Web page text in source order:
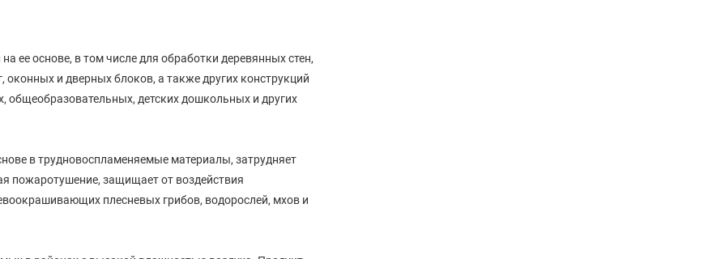
ее основе, в том числе для обработки деревянных стен,
оконных и дверных блоков, а также других конструкций
детских дошкольных и других
в трудновоспламеняемые материалы, затрудняет
пожаротушение, защищает от воздействия
плесневых грибов, водорослей, мхов и